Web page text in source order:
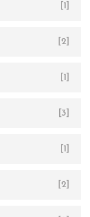
[1]
[2]
[1]
[3]
[1]
[2]